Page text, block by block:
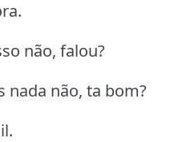
não, falou?
nada não, ta bom?